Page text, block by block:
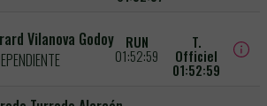
Vilanova Godoy
RUN
01:52:59
T.
Officiel
01:52:59